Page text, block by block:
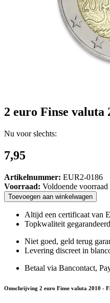
2 euro Finse valuta
Nu voor slechts:
7,95
Artikelnummer: EUR2-0186
Voorraad: Voldoende voorraad
Toevoegen aan winkelwagen
Altijd een certificaat van
Topkwaliteit gegarandeerd
Niet goed, geld terug
Levering discreet in
Betaal via Bancontact,
Omschrijving 2 euro Finse valuta 2010 -